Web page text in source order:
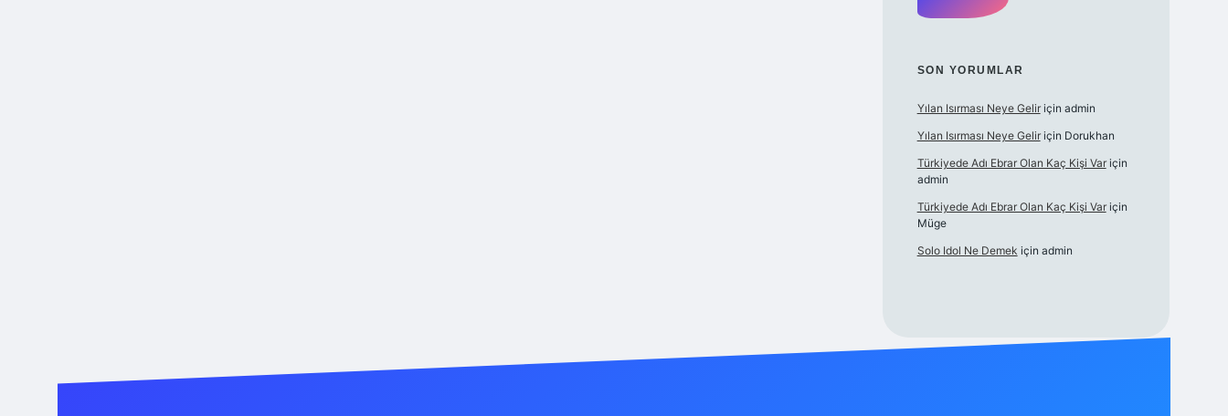
SON YORUMLAR
Yılan Isırması Neye Geliriçin admin
Yılan Isırması Neye Geliriçin Dorukhan
Türkiyede Adı Ebrar Olan Kaç Kişi Variçin
admin
Türkiyede Adı Ebrar Olan Kaç Kişi Variçin
Müge
Solo Idol Ne Demek için admin